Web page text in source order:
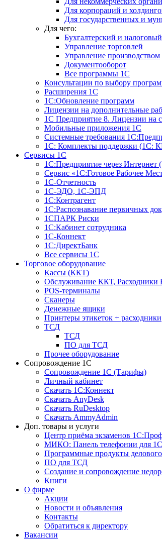
Для корпораций и
Для государственных и
Для чего:
Бухгалтерский и
Управление торговлей
Управление производством
Документооборот
Все программы 1С
Консультации по выбору
Расширения 1С
1С:Обновление программ
Лицензии на дополнительные
1С Предприятие 8. Лицензии на
Мобильные приложения 1С
Системные требования
1С: Комплекты поддержки (1С:
Сервисы 1С
1С:Предприятие через
Сервис «1С:Готовое Рабочее
1С-Отчетность
1С-ЭДО, 1С-ЭПД
1С:Контрагент
1С:Распознавание первичных
1СПАРК Риски
1С:Кабинет сотрудника
1С-Коннект
1С:ДиректБанк
Все сервисы 1С
Торговое оборудование
Кассы (ККТ)
Обслуживание ККТ,
POS-терминалы
Сканеры
Денежные ящики
Принтеры этикеток + расходники
ТСД
ТСД
ПО для ТСД
Прочее оборудование
Сопровождение 1С
Сопровождение 1С (Тарифы)
Личный кабинет
Скачать 1С:Коннект
Скачать AnyDesk
Скачать RuDesktop
Скачать AmmyAdmin
Доп. товары и услуги
Центр приёма экзаменов
МИКО: Панель телефонии для 1С
Программные продукты делового
ПО для ТСД
Создание и сопровождение
Книги
О фирме
Акции
Новости и объявления
Контакты
Обратиться к директору
Вакансии